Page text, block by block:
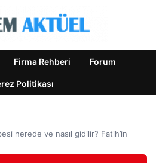
Firma Rehberi Forum
Politikası
nerede ve nasıl gidilir? Fatih’in